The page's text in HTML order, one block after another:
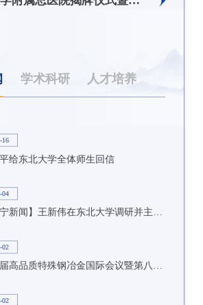
学术科研 人才培养
16
给东北大学全体师生回信
04
【辽宁新闻】王新伟在东北大学调研并主持召开座谈会
02
02